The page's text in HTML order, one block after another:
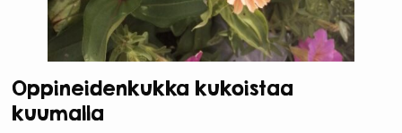
Oppineidenkukka kukoistaa
kuumalla